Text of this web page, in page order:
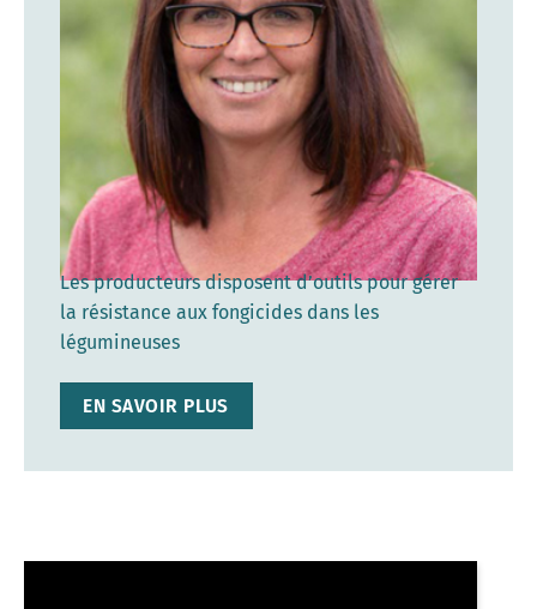
Les producteurs disposent d’outils pour gérer
la résistance aux fongicides dans les
légumineuses
EN SAVOIR PLUS